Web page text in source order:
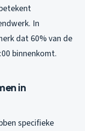
In
dat 60% van de
binnenkomt.
in
specifieke